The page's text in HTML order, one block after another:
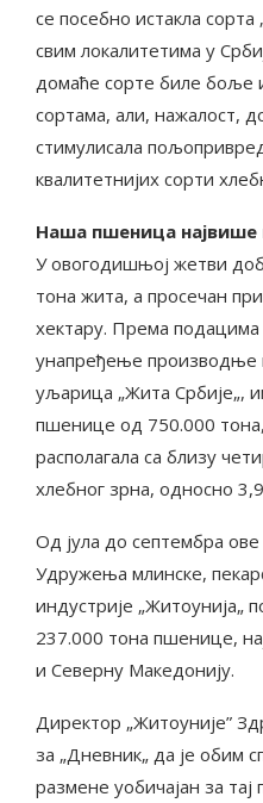
се посебно истакла сорта
свим локалитетима у
домаће сорте биле боље
сортама, али, нажалост,
стимулисала
квалитетнијих сорти
Наша пшеница највише
У овогодишњој жетви
тона жита, а просечан
хектару. Према
унапређење производње
уљарица „Жита Србије„,
пшенице од 750.000
располагала са близу
хлебног зрна, односно
Од јула до септембра
Удружења млинске,
индустрије „Житоунија„
237.000 тона пшенице,
и Северну Македонију.
Директор „Житоуније”
за „Дневник„ да је обим
размене уобичајан за